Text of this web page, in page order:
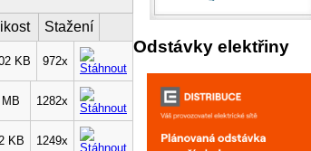
Stažení
KB 972x
1282x
KB 1249x
Odstávky elektřiny